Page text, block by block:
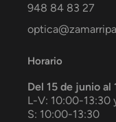
948 84 83 27
Horario
Del 15 de junio
L-V: 10:00-13:30
S: 10:00-13:30